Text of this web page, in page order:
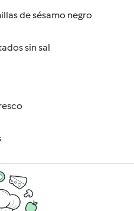
de sésamo negro
sin sal